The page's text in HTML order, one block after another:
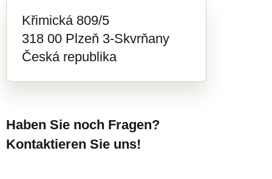
Křimická 809/5
318 00 Plzeň 3-Skvrňany
Česká republika
Haben Sie noch Fragen?
Kontaktieren Sie uns!